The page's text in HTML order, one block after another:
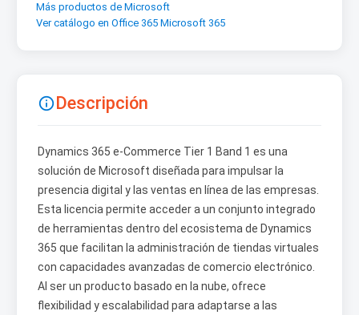
Más productos de Microsoft
Ver catálogo en Office 365 Microsoft 365
Descripción
Dynamics 365 e-Commerce Tier 1 Band 1 es una
solución de Microsoft diseñada para impulsar la
presencia digital y las ventas en línea de las empresas.
Esta licencia permite acceder a un conjunto integrado
de herramientas dentro del ecosistema de Dynamics
365 que facilitan la administración de tiendas virtuales
con capacidades avanzadas de comercio electrónico.
Al ser un producto basado en la nube, ofrece
flexibilidad y escalabilidad para adaptarse a las